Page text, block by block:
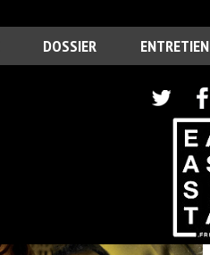
DOSSIER ENTRETIEN